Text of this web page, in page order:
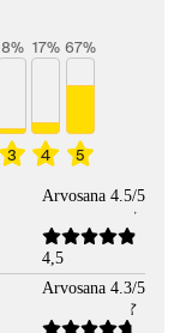
3
8%
4
17%
5
67%
Arvosana 4.5/5
4,5
Arvosana 4.3/5